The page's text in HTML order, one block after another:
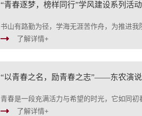
“青春逐梦，榜样同行”学风建设系列
书山有路勤为径，学海无涯苦作舟，为推进
了解详情+
“以青春之名，励青春之志”——东农演
青春是一段充满活力与希望的时光，它如同
了解详情+